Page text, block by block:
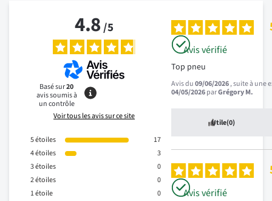
4.8/5
Basé sur20
avis soumis à
un contrôle
Voir tous les avis sur ce site
5étoiles
17
4étoiles
3
3étoiles
0
2étoiles
0
1étoile 0
Avis vérifié
Top pneu
Avis du09/06/2026, suite à une
04/05/2026parGrégory M.
Utile(0)
Avis vérifié